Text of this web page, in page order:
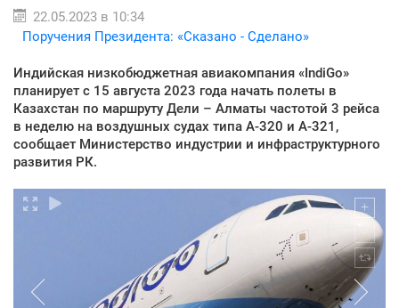
22.05.2023 в 10:34
Поручения Президента: «Сказано - Сделано»
Индийская низкобюджетная авиакомпания «IndiGo»
планирует с 15 августа 2023 года начать полеты в
Казахстан по маршруту Дели – Алматы частотой 3 рейса
в неделю на воздушных судах типа А-320 и А-321,
сообщает Министерство индустрии и инфраструктурного
развития РК.